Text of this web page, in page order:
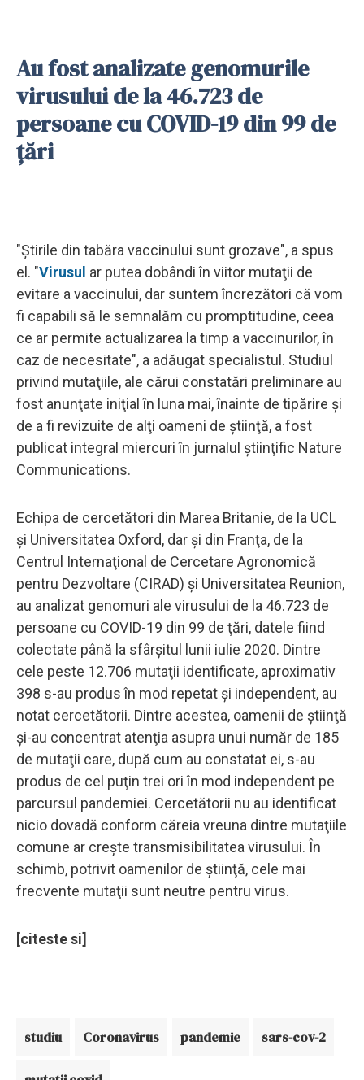
Au fost analizate genomurile
virusului de la 46.723 de
persoane cu COVID-19 din 99 de
ţări
"Ştirile din tabăra vaccinului sunt grozave", a spus
el. "Virusul ar putea dobândi în viitor mutaţii de
evitare a vaccinului, dar suntem încrezători că vom
fi capabili să le semnalăm cu promptitudine, ceea
ce ar permite actualizarea la timp a vaccinurilor, în
caz de necesitate", a adăugat specialistul. Studiul
privind mutaţiile, ale cărui constatări preliminare au
fost anunţate iniţial în luna mai, înainte de tipărire şi
de a fi revizuite de alţi oameni de ştiinţă, a fost
publicat integral miercuri în jurnalul ştiinţific Nature
Communications.
Echipa de cercetători din Marea Britanie, de la UCL
şi Universitatea Oxford, dar şi din Franţa, de la
Centrul Internaţional de Cercetare Agronomică
pentru Dezvoltare (CIRAD) şi Universitatea Reunion,
au analizat genomuri ale virusului de la 46.723 de
persoane cu COVID-19 din 99 de ţări, datele fiind
colectate până la sfârşitul lunii iulie 2020. Dintre
cele peste 12.706 mutaţii identificate, aproximativ
398 s-au produs în mod repetat şi independent, au
notat cercetătorii. Dintre acestea, oamenii de ştiinţă
şi-au concentrat atenţia asupra unui număr de 185
de mutaţii care, după cum au constatat ei, s-au
produs de cel puţin trei ori în mod independent pe
parcursul pandemiei. Cercetătorii nu au identificat
nicio dovadă conform căreia vreuna dintre mutaţiile
comune ar creşte transmisibilitatea virusului. În
schimb, potrivit oamenilor de ştiinţă, cele mai
frecvente mutaţii sunt neutre pentru virus.
[citeste si]
studiu Coronavirus pandemie sars-cov-2